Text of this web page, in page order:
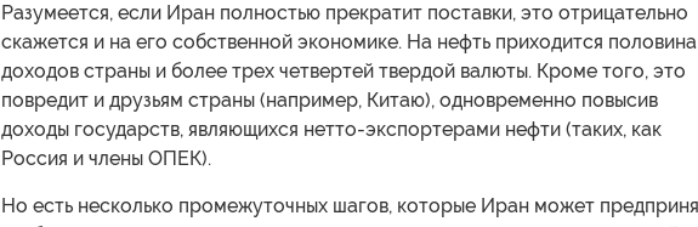
Разумеется, если Иран полностью прекратит поставки, это отрицательно
скажется и на его собственной экономике. На нефть приходится половина
доходов страны и более трех четвертей твердой валюты. Кроме того, это
повредит и друзьям страны (например, Китаю), одновременно повысив
доходы государств, являющихся нетто-экспортерами нефти (таких, как
Россия и члены ОПЕК).
Но есть несколько промежуточных шагов, которые Иран может